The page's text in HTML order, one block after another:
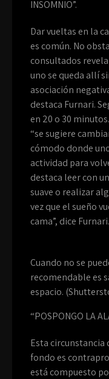
INSOMNIO”.
Dar vueltas en la
es común. No
consultados
uno se queda allí
asociación
destaca Furnari.
en 20 o 30
“se sugiere
cómodo donde
actividad para
destaca leer con
suave o realizar
vez que el sueño
cama”, dice Furnari.
Cuando no se
recomendable es
espacio.
“POSPONGO LA
Esta circunstancia
fondo es
está compuesto